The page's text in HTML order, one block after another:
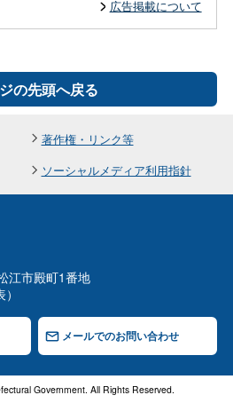
広告掲載について
の先頭へ戻る
著作権・リンク等
ソーシャルメディア利用指針
江市殿町1番地
メールでのお問い合わせ
Government. All Rights Reserved.